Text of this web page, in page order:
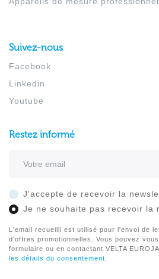
Suivez-nous
Facebook
Linkedin
Youtube
Restez informé
J'accepte de recevoir la
Je ne souhaite pas recevoir la
L'email recueilli est utilisé pour l'envoi de
d'offres promotionnelles. Vous pouvez
formulaire ou en contactant VELTA
les détails du consentement.